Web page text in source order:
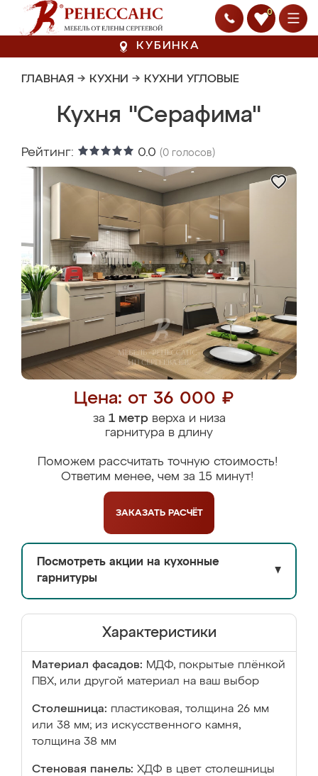
0
КУБИНКА
ГЛАВНАЯ → КУХНИ → КУХНИ УГЛОВЫЕ
Кухня "Серафима"
Рейтинг: 0.0 (0 голосов)
Цена: от 36 000 ₽
за 1 метрверха и низа
гарнитура в длину
Поможем рассчитать точную стоимость!
Ответим менее, чем за 15 минут!
ЗАКАЗАТЬ РАСЧЁТ
Посмотреть акции на кухонные
гарнитуры
▼
Характеристики
Материал фасадов: МДФ, покрытые плёнкой
ПВХ, или другой материал на ваш выбор
Столешница: пластиковая, толщина 26 мм
или 38 мм; из искусственного камня,
толщина 38 мм
Стеновая панель: ХДФ в цвет столешницы